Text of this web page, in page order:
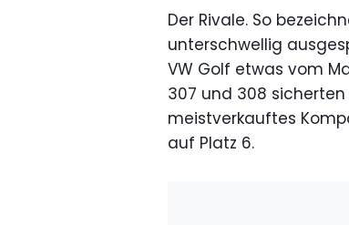
Der Rivale. So
unterschwellig
VW Golf etwas vom
307 und 308
meistverkauftes
auf Platz 6.